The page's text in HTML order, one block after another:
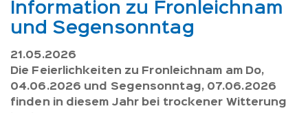
Information zu Fronleichnam
und Segensonntag
21.05.2026
Die Feierlichkeiten zu Fronleichnam am Do,
04.06.2026 und Segensonntag, 07.06.2026
finden in diesem Jahr bei trockener Witterung